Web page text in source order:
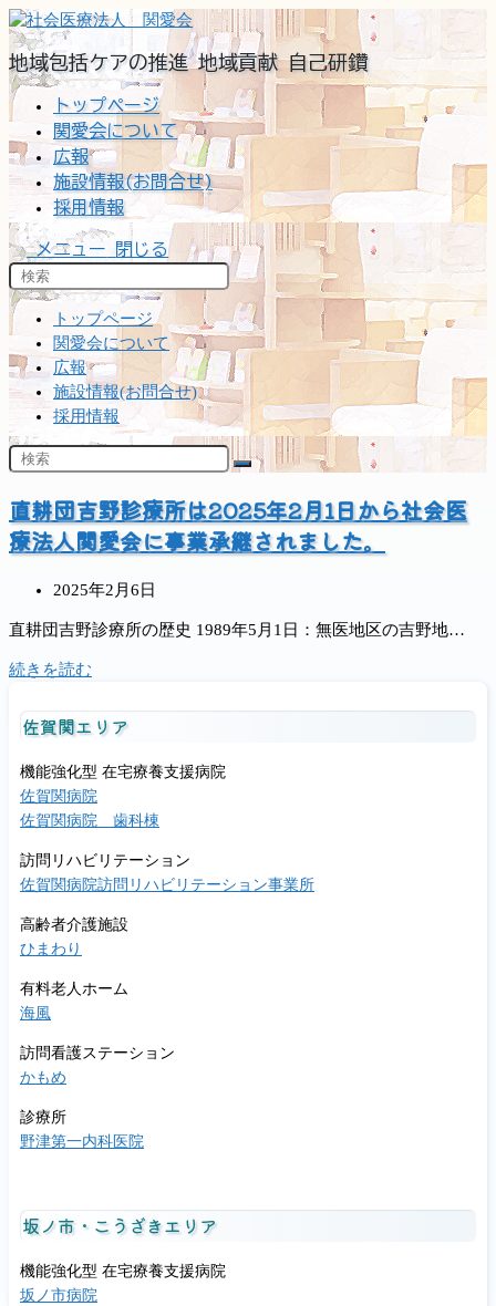
コ
ン
テ
ン
ツ
ス
キ
プ
地域包括ケアの推進 地域貢献 自己研鑽
トップページ
関愛会について
広報
施設情報(お問合せ)
採用情報
メニュー 閉じる
トップページ
関愛会について
広報
施設情報(お問合せ)
採用情報
直耕団吉野診療所は2025年2月1日から社会医
療法人関愛会に事業承継されました。
投
公
開
日:
2025年2月6日
直耕団吉野診療所の歴史 1989年5月1日：無医地区の吉野地…
続きを読む
団
吉
野
診
療
所
は
2025
2
日
社
療
愛
に
事
佐賀関エリア
機能強化型 在宅療養支援病院
佐賀関病院
佐賀関病院 歯科棟
訪問リハビリテーション
佐賀関病院訪問リハビリテーション事業所
高齢者介護施設
ひまわり
有料老人ホーム
海風
訪問看護ステーション
かもめ
診療所
野津第一内科医院
坂ノ市・こうざきエリア
機能強化型 在宅療養支援病院
坂ノ市病院